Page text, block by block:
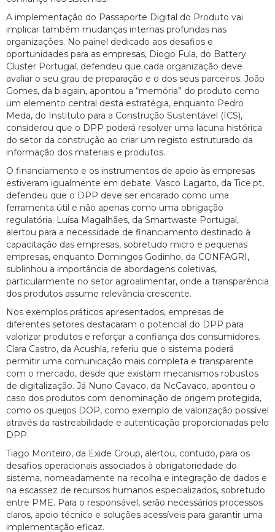
A implementação do Passaporte Digital do Produto vai
implicar também mudanças internas profundas nas
organizações. No painel dedicado aos desafios e
oportunidades para as empresas, Diogo Fula, do Battery
Cluster Portugal, defendeu que cada organização deve
avaliar o seu grau de preparação e o dos seus parceiros. João
Gomes, da b.again, apontou a “memória” do produto como
um elemento central desta estratégia, enquanto Pedro
Meda, do Instituto para a Construção Sustentável (ICS),
considerou que o DPP poderá resolver uma lacuna histórica
do setor da construção ao criar um registo estruturado da
informação dos materiais e produtos.
O financiamento e os instrumentos de apoio às empresas
estiveram igualmente em debate. Vasco Lagarto, da Tice.pt,
defendeu que o DPP deve ser encarado como uma
ferramenta útil e não apenas como uma obrigação
regulatória. Luísa Magalhães, da Smartwaste Portugal,
alertou para a necessidade de financiamento destinado à
capacitação das empresas, sobretudo micro e pequenas
empresas, enquanto Domingos Godinho, da CONFAGRI,
sublinhou a importância de abordagens coletivas,
particularmente no setor agroalimentar, onde a transparência
dos produtos assume relevância crescente.
Nos exemplos práticos apresentados, empresas de
diferentes setores destacaram o potencial do DPP para
valorizar produtos e reforçar a confiança dos consumidores.
Clara Castro, da Acushla, referiu que o sistema poderá
permitir uma comunicação mais completa e transparente
com o mercado, desde que existam mecanismos robustos
de digitalização. Já Nuno Cavaco, da NcCavaco, apontou o
caso dos produtos com denominação de origem protegida,
como os queijos DOP, como exemplo de valorização possível
através da rastreabilidade e autenticação proporcionadas pelo
DPP.
Tiago Monteiro, da Exide Group, alertou, contudo, para os
desafios operacionais associados à obrigatoriedade do
sistema, nomeadamente na recolha e integração de dados e
na escassez de recursos humanos especializados, sobretudo
entre PME. Para o responsável, serão necessários processos
claros, apoio técnico e soluções acessíveis para garantir uma
implementação eficaz.